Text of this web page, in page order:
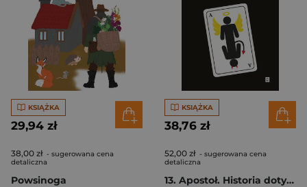
KSIĄŻKA
29,94 zł
38,00 zł - sugerowana cena
detaliczna
Powsinoga
KSIĄŻKA
38,76 zł
52,00 zł - sugerowana cena
detaliczna
13. Apostoł. Historia dotycząca każdego z nas